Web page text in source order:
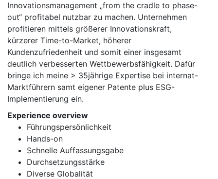
Innovationsmanagement „from the cradle to phase-
out“ profitabel nutzbar zu machen. Unternehmen
profitieren mittels größerer Innovationskraft,
kürzerer Time-to-Market, höherer
Kundenzufriedenheit und somit einer insgesamt
deutlich verbesserten Wettbewerbsfähigkeit. Dafür
bringe ich meine > 35jährige Expertise bei internat-
Marktführern samt eigener Patente plus ESG-
Implementierung ein.
Experience overview
Führungspersönlichkeit
Hands-on
Schnelle Auffassungsgabe
Durchsetzungsstärke
Diverse Globalität